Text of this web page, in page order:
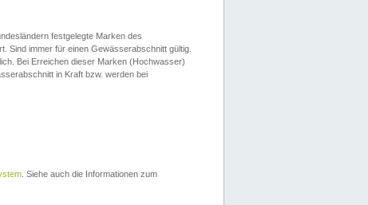
festgelegte Marken des
Sind immer für einen Gewässerabschnitt gültig.
Bei Erreichen dieser Marken (Hochwasser)
in Kraft bzw. werden bei
. Siehe auch die Informationen zum